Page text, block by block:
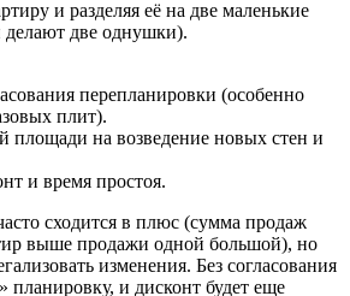
и разделяя её на две маленькие
две однушки).
перепланировки (особенно
плит).
площади на возведение новых стен и
и время простоя.
сходится в плюс (сумма продаж
выше продажи одной большой), но
изменения. Без согласования
планировку, и дисконт будет еще